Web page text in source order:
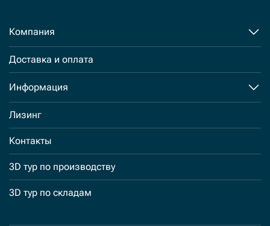
Компания
Доставка и оплата
Информация
Лизинг
Контакты
3D тур по производству
3D тур по складам